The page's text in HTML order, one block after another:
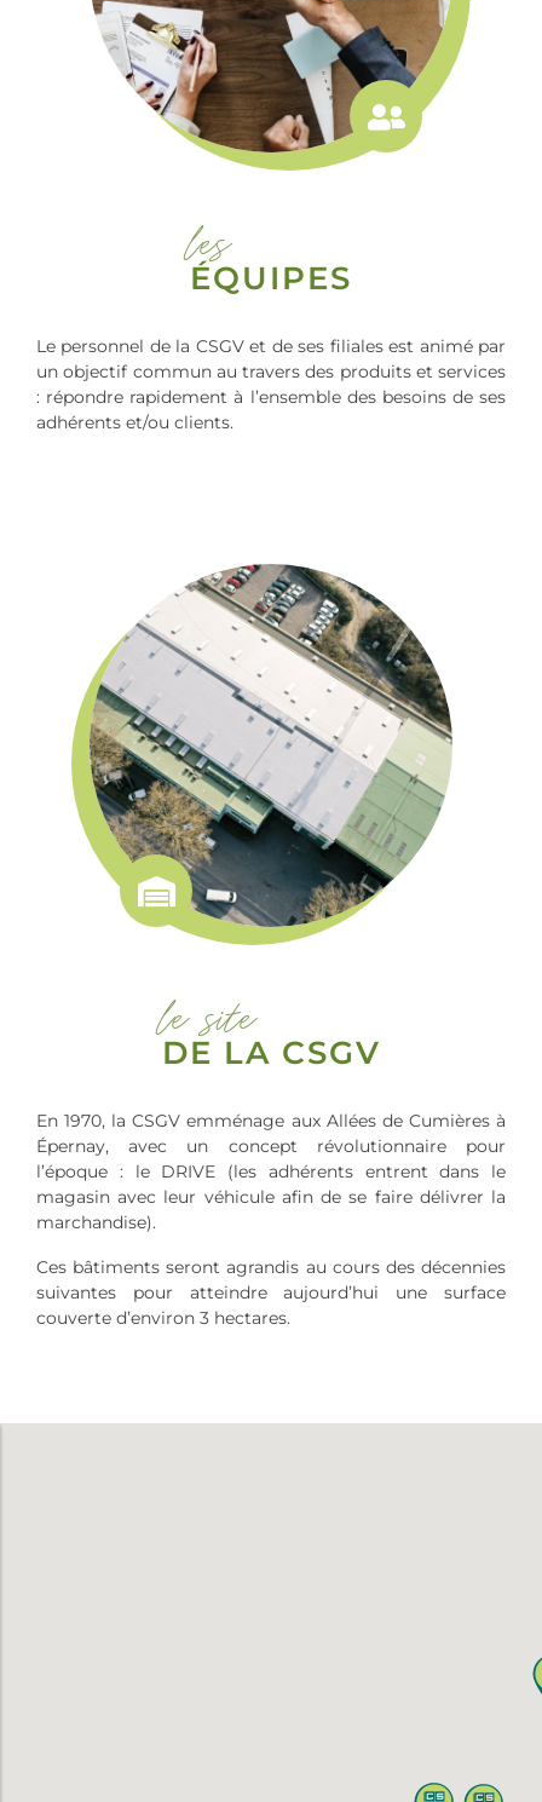
les
ÉQUIPES
Le personnel de la CSGV et de ses filiales est animé par
un objectif commun au travers des produits et services
: répondre rapidement à l’ensemble des besoins de ses
adhérents et/ou clients.
le site
DE LA CSGV
En 1970, la CSGV emménage aux Allées de Cumières à
Épernay, avec un concept révolutionnaire pour
l’époque : le DRIVE (les adhérents entrent dans le
magasin avec leur véhicule afin de se faire délivrer la
marchandise).
Ces bâtiments seront agrandis au cours des décennies
suivantes pour atteindre aujourd’hui une surface
couverte d’environ 3 hectares.